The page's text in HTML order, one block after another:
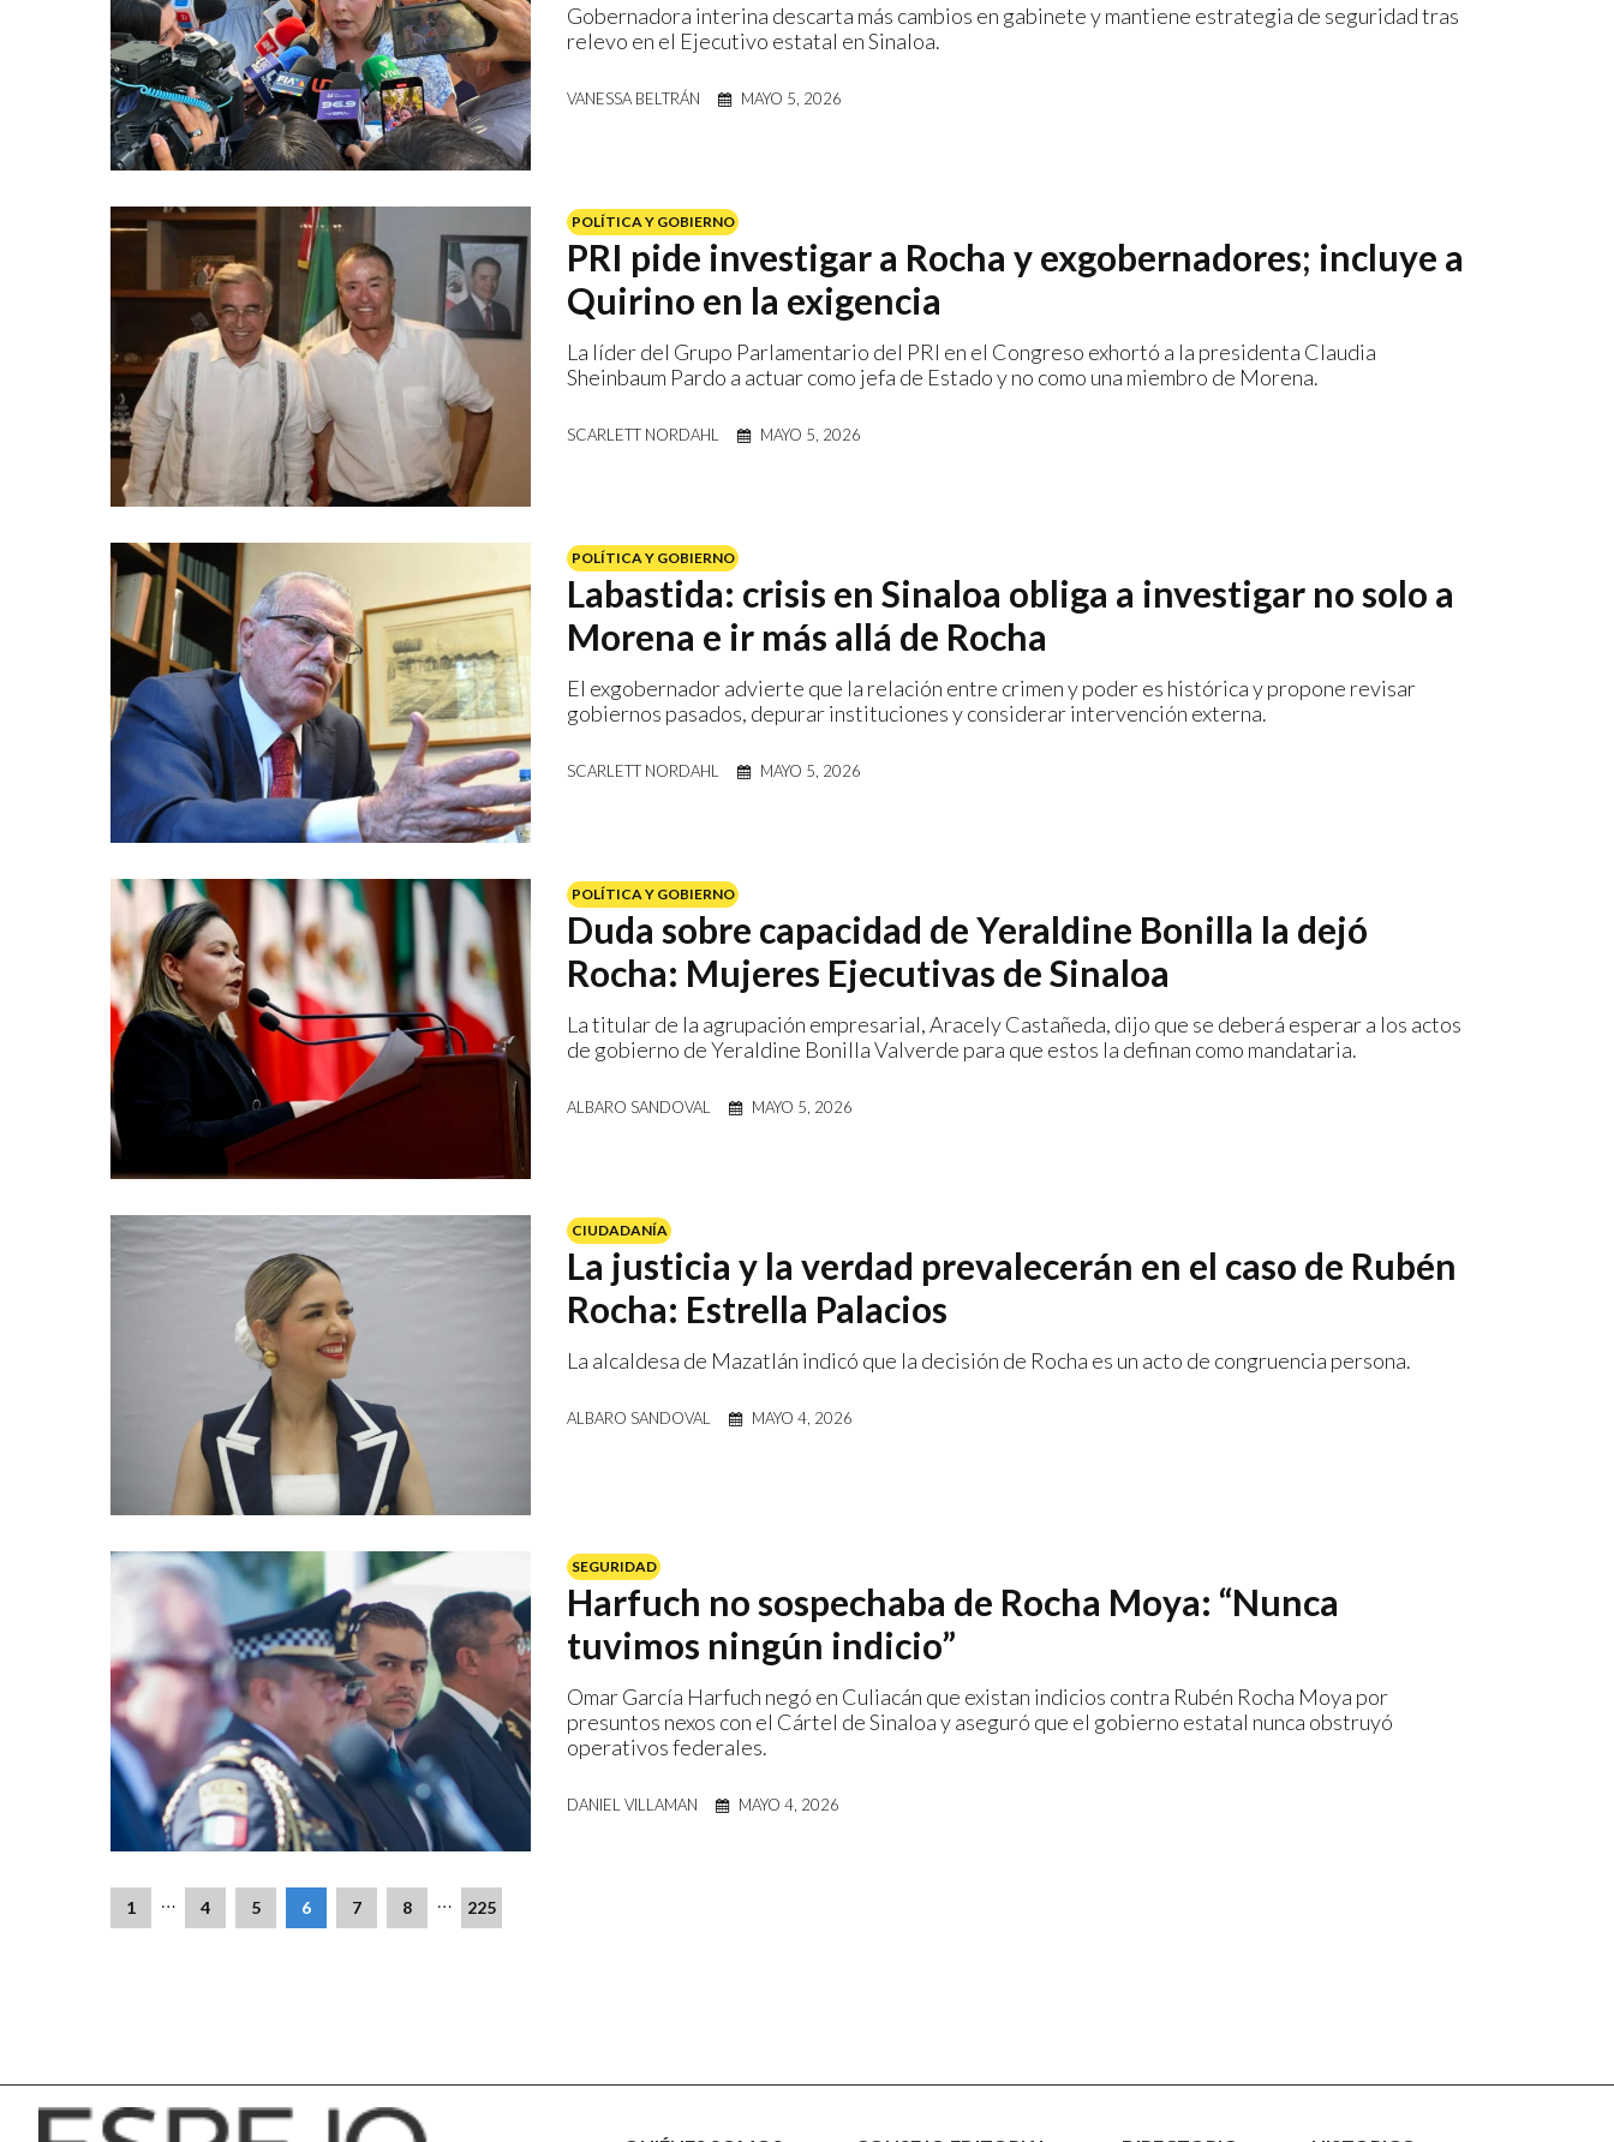
Gobernadora interina descarta más cambios en gabinete y mantiene estrategia de seguridad tras
relevo en el Ejecutivo estatal en Sinaloa.
VANESSA BELTRÁN MAYO 5, 2026
POLÍTICA Y GOBIERNO
PRI pide investigar a Rocha y exgobernadores; incluye a
Quirino en la exigencia
La líder del Grupo Parlamentario del PRI en el Congreso exhortó a la presidenta Claudia
Sheinbaum Pardo a actuar como jefa de Estado y no como una miembro de Morena.
SCARLETT NORDAHL MAYO 5, 2026
POLÍTICA Y GOBIERNO
Labastida: crisis en Sinaloa obliga a investigar no solo a
Morena e ir más allá de Rocha
El exgobernador advierte que la relación entre crimen y poder es histórica y propone revisar
gobiernos pasados, depurar instituciones y considerar intervención externa.
SCARLETT NORDAHL MAYO 5, 2026
POLÍTICA Y GOBIERNO
Duda sobre capacidad de Yeraldine Bonilla la dejó
Rocha: Mujeres Ejecutivas de Sinaloa
La titular de la agrupación empresarial, Aracely Castañeda, dijo que se deberá esperar a los actos
de gobierno de Yeraldine Bonilla Valverde para que estos la definan como mandataria.
ALBARO SANDOVAL MAYO 5, 2026
CIUDADANÍA
La justicia y la verdad prevalecerán en el caso de Rubén
Rocha: Estrella Palacios
La alcaldesa de Mazatlán indicó que la decisión de Rocha es un acto de congruencia persona.
ALBARO SANDOVAL MAYO 4, 2026
SEGURIDAD
Harfuch no sospechaba de Rocha Moya: “Nunca
tuvimos ningún indicio”
Omar García Harfuch negó en Culiacán que existan indicios contra Rubén Rocha Moya por
presuntos nexos con el Cártel de Sinaloa y aseguró que el gobierno estatal nunca obstruyó
operativos federales.
DANIEL VILLAMAN MAYO 4, 2026
1 … 4 5 6 7 8 … 225